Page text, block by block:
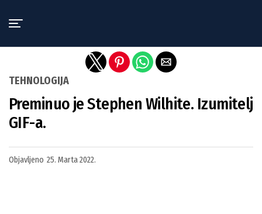
TEHNOLOGIJA
Preminuo je Stephen Wilhite. Izumitelj
GIF-a.
Objavljeno 25. Marta 2022.